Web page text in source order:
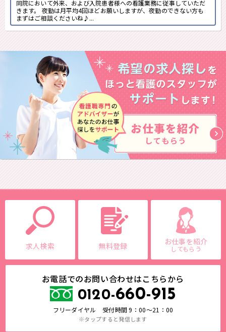
同院において外来、および入院患者様への看護業務に従事していただ
きます。 夜勤は月平均4回ほどお願いしますが、夜勤のできない方も
まずはご相談くださいね♪...
求人検索 無料登録 お仕事を紹介
してもらう
お電話でのお問い合わせはこちらから
0120-660-915
フリーダイヤル 受付時間 9：00～21：00
※タップすると発信します